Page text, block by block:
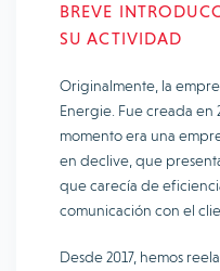
BREVE
SU ACTIVIDAD
Originalmente, la
Energie. Fue creada en
momento era una
en declive, que
que carecía de
comunicación con el
Desde 2017, hemos